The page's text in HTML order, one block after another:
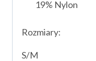
19% Nylon
Rozmiary:
S/M